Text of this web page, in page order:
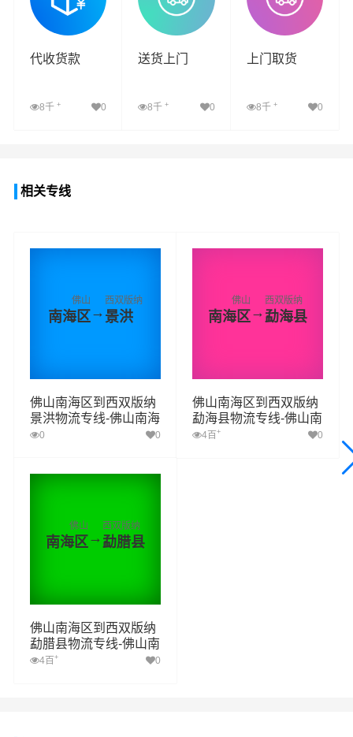
代收货款
8千 + 0
送货上门
8千+ 0
上门取货
8千 + 0
相关专线
佛山
南海区→
西双版纳
景洪
佛山南海区到西双版纳
景洪物流专线-佛山南海
区至西双版纳景洪物流
0 0
佛山
南海区→
西双版纳
勐海县
佛山南海区到西双版纳
勐海县物流专线-佛山南
海区至西双版纳勐海县
4百 + 0
佛山
南海区→
西双版纳
勐腊县
佛山南海区到西双版纳
勐腊县物流专线-佛山南
海区至西双版纳勐腊县
4百 + 0